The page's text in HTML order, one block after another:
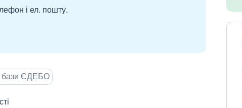
і ел. пошту.
бази ЄДЕБО